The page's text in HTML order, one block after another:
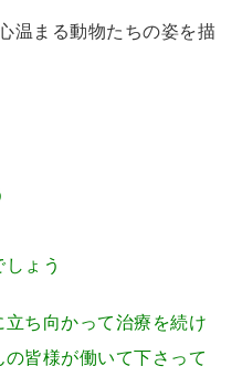
温まる動物たちの姿を描
ょう
ち向かって治療を続け
皆様が働いて下さって